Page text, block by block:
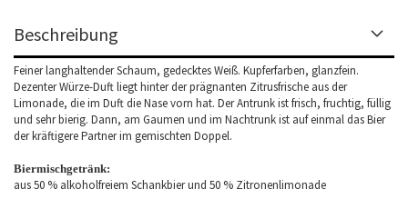
Beschreibung
Feiner langhaltender Schaum, gedecktes Weiß. Kupferfarben, glanzfein.
Dezenter Würze-Duft liegt hinter der prägnanten Zitrusfrische aus der
Limonade, die im Duft die Nase vorn hat. Der Antrunk ist frisch, fruchtig, füllig
und sehr bierig. Dann, am Gaumen und im Nachtrunk ist auf einmal das Bier
der kräftigere Partner im gemischten Doppel.
Biermischgetränk:
aus 50 % alkoholfreiem Schankbier und 50 % Zitronenlimonade